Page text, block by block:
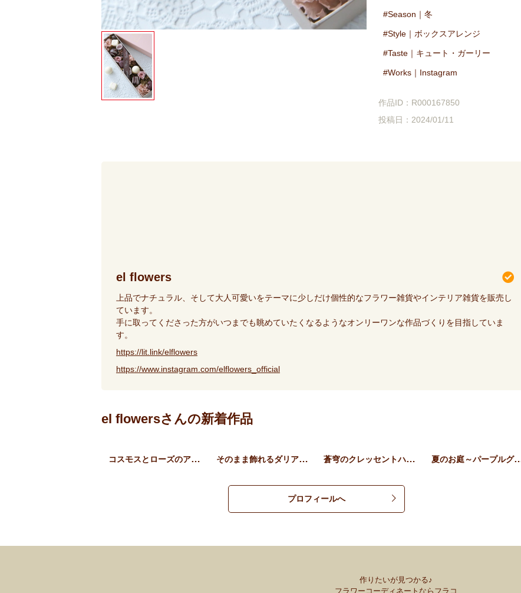
Season｜冬
Style｜ボックスアレンジ
Taste｜キュート・ガーリー
Works｜Instagram
作品ID：R000167850
投稿日：2024/01/11
el flowers
上品でナチュラル、そして大人可愛いをテーマに少しだけ個性的なフラワー雑貨やインテリア雑貨を販売し
ています。
手に取ってくださった方がいつまでも眺めていたくなるようなオンリーワンな作品づくりを目指していま
す。
https://lit.link/elflowers
https://www.instagram.com/elflowers_official
el flowersさんの新着作品
コスモスとローズのアンティ… そのまま飾れるダリアとロー… 蒼穹のクレッセントハンギン… 夏のお庭～パープ
プロフィールへ
作りたいが見つかる♪
フラワーコーディネートならフラコ